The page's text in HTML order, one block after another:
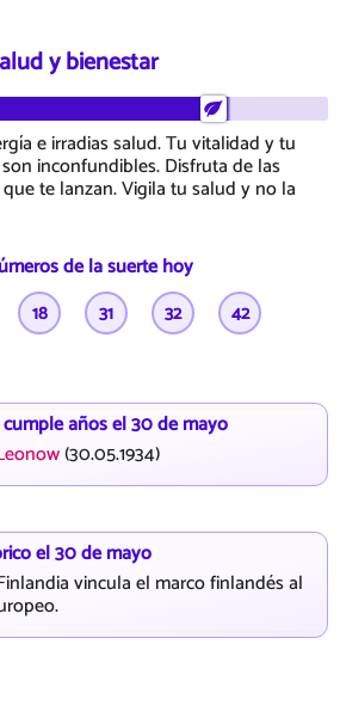
y bienestar
e irradias salud. Tu vitalidad y tu
inconfundibles. Disfruta de las
te lanzan. Vigila tu salud y no la
de la suerte hoy
18 31 32 42
años el 30 de mayo
(30.05.1934)
el 30 de mayo
vincula el marco finlandés al